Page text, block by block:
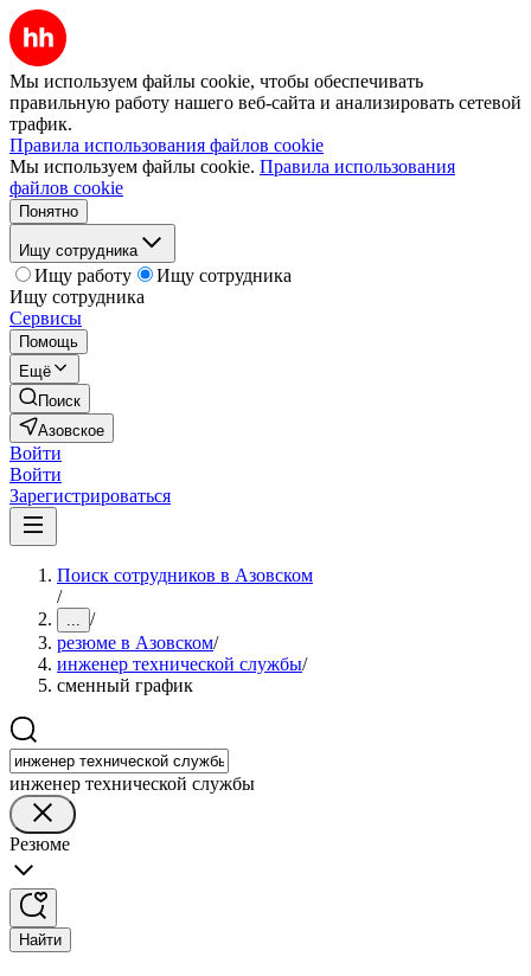
Мы используем файлы cookie, чтобы обеспечивать
правильную работу нашего веб-сайта и анализировать сетевой
трафик.
Правила использования файлов cookie
Мы используем файлы cookie. Правила использования
файлов cookie
Понятно
Ищу сотрудника
Ищу работу
Ищу сотрудника
Ищу сотрудника
Сервисы
Помощь
Ещё
Поиск
Азовское
Войти
Войти
Зарегистрироваться
Поиск сотрудников в Азовском
/
... /
резюме в Азовском/
инженер технической службы/
сменный график
инженер технической службы
Резюме
Найти